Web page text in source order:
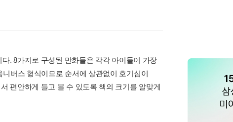
다. 8가지로 구성된 만화들은 각각 아이들이 가장
버스 형식이므로 순서에 상관없이 호기심이
편안하게 들고 볼 수 있도록 책의 크기를 알맞게